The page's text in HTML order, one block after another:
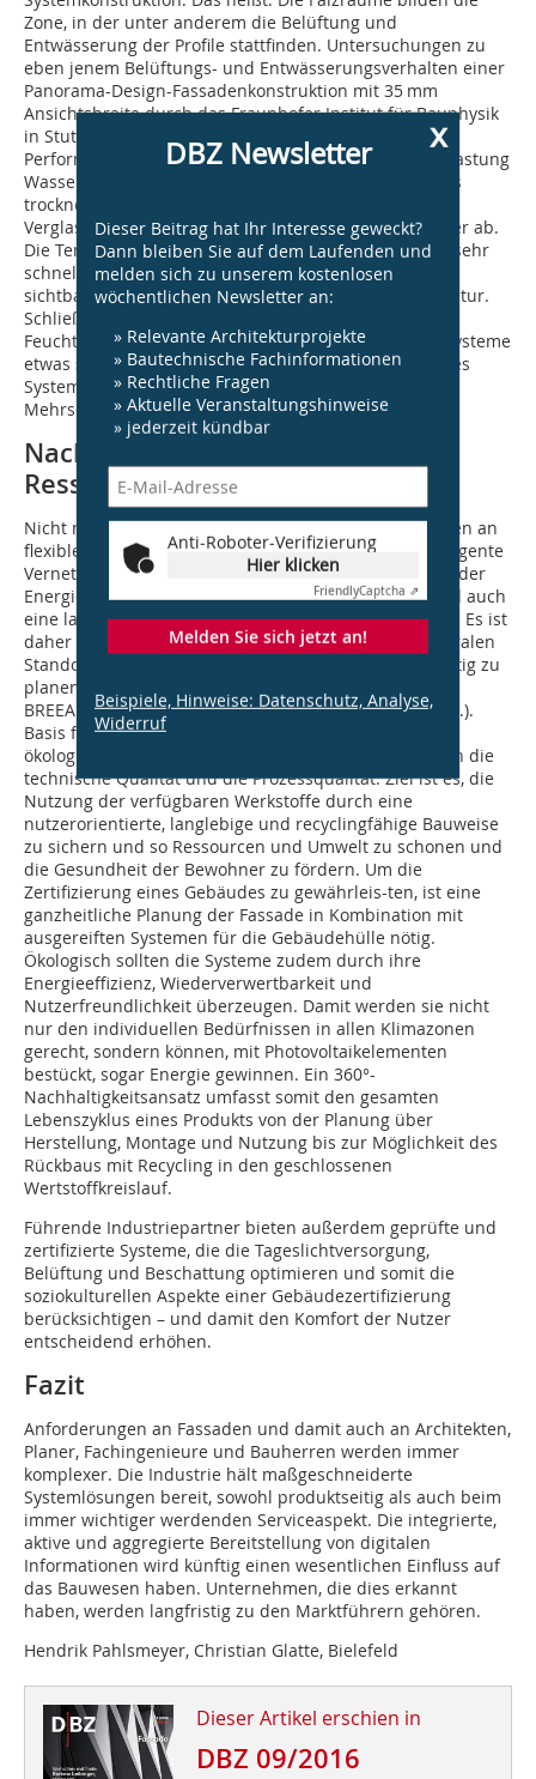
Zone, in der unter anderem die Belüftung und
Entwässerung der Profile stattfinden. Untersuchungen zu
eben jenem Belüftungs- und Entwässerungsverhalten einer
Panorama-Design-Fassadenkonstruktion mit 35 mm
Ansichtsbreite durch das Fraunhofer Institut für Bauphysik
in Stuttgart belegen deren optimale bauphysikalische
Performance. Zwar kann nach starker Schlagregenbelastung
Wasser in die Profilkonstruktion eindringen; allerdings
trocknen die feuchten Falzräume je nach System und
Verglasungsbautiefe nachweislich in kurzer Zeit wieder ab.
Die Temperatur an der äußeren Glaskante passt sich sehr
schnell an und die innere Oberflächentemperatur der
sichtbaren Glasfläche liegt über der Taupunkttemperatur.
Schließlich zeigt die Auswertung der absoluten
Feuchtemengen im Falzraum, dass gesamtbelüftete Systeme
etwas schneller abtrocknen als ein feldweise belüftetes
System. In allen Fällen bleibt der Glasrand der
Mehrscheiben-Isolierglaseinheit dauerhaft geschützt.
Nachhaltigkeit und
Ressourceneffizienz
Nicht nur die Anforderungen moderner Gebäudehüllen an
flexible Formgebung, vielseitige Funktionen und intelligente
Vernetzung entwickeln sich weiter; angesichts steigender
Energiekosten und neuer Vorgaben im Bauwesen wird auch
eine langfristige Ressourceneffizienz immer wichtiger. Es ist
daher heute Usus, hochwertige Bürogebäude an zentralen
Standorten aus wirtschaftlichen Erwägungen nachhaltig zu
planen, zu errichten und auch zu zertifizieren (DGNB,
BREEAM, LEED außerdem Standards wie EN, AAMA etc.).
Basis für die Bewertung sind nicht nur ökonomische,
ökologische und soziokulturelle Aspekte, sondern auch die
technische Qualität und die Prozessqualität. Ziel ist es, die
Nutzung der verfügbaren Werkstoffe durch eine
nutzerorientierte, langlebige und recyclingfähige Bauweise
zu sichern und so Ressourcen und Umwelt zu schonen und
die Gesundheit der Bewohner zu fördern. Um die
Zertifizierung eines Gebäudes zu gewährleis-ten, ist eine
ganzheitliche Planung der Fassade in Kombination mit
ausgereiften Systemen für die Gebäudehülle nötig.
Ökologisch sollten die Systeme zudem durch ihre
Energieeffizienz, Wiederverwertbarkeit und
Nutzerfreundlichkeit überzeugen. Damit werden sie nicht
nur den individuellen Bedürfnissen in allen Klimazonen
gerecht, sondern können, mit Photovoltaikelementen
bestückt, sogar Energie gewinnen. Ein 360°-
Nachhaltigkeitsansatz umfasst somit den gesamten
Lebenszyklus eines Produkts von der Planung über
Herstellung, Montage und Nutzung bis zur Möglichkeit des
Rückbaus mit Recycling in den geschlossenen
Wertstoffkreislauf.
Führende Industriepartner bieten außerdem geprüfte und
zertifizierte Systeme, die die Tageslichtversorgung,
Belüftung und Beschattung optimieren und somit die
soziokulturellen Aspekte einer Gebäudezertifizierung
berücksichtigen – und damit den Komfort der Nutzer
entscheidend erhöhen.
Fazit
Anforderungen an Fassaden und damit auch an Architekten,
Planer, Fachingenieure und Bauherren werden immer
komplexer. Die Industrie hält maßgeschneiderte
Systemlösun­gen bereit, sowohl produktseitig als auch beim
immer wichtiger werdenden Serviceaspekt. Die integrierte,
aktive und aggregierte Bereitstellung von digitalen
Informationen wird künftig einen wesentlichen Einfluss auf
das Bauwesen haben. Unternehmen, die dies erkannt
haben, werden langfristig zu den Marktführern gehören.
Hendrik Pahlsmeyer, Christian Glatte, Bielefeld
Dieser Artikel erschien in
DBZ 09/2016
x
DBZ Newsletter
Dieser Beitrag hat Ihr Interesse geweckt?
Dann bleiben Sie auf dem Laufenden und
melden sich zu unserem kostenlosen
wöchentlichen Newsletter an:
» Relevante Architekturprojekte
» Bautechnische Fachinformationen
» Rechtliche Fragen
» Aktuelle Veranstaltungshinweise
» jederzeit kündbar
Anti-Roboter-Verifizierung
Hier klicken
FriendlyCaptcha ⇗
Melden Sie sich jetzt an!
Beispiele, Hinweise: Datenschutz, Analyse,
Widerruf